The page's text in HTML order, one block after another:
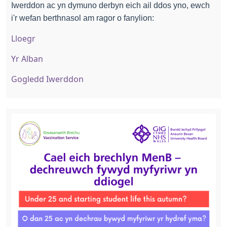
Iwerddon ac yn dymuno derbyn eich ail ddos yno, ewch
i'r wefan berthnasol am ragor o fanylion:
Lloegr
Yr Alban
Gogledd Iwerddon